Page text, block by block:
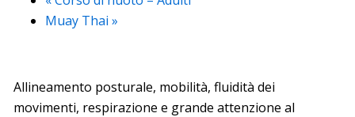
Muay Thai »
Allineamento posturale, mobilità, fluidità dei
movimenti, respirazione e grande attenzione al